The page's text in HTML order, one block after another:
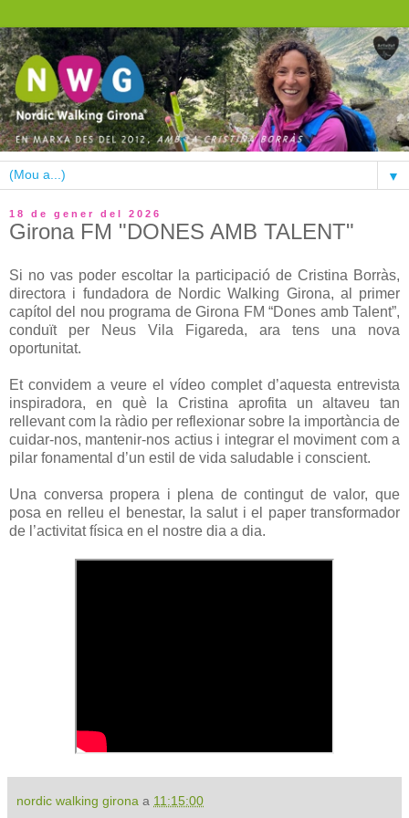
▼
18 de gener del 2026
Girona FM "DONES AMB TALENT"
Si no vas poder escoltar la participació de Cristina Borràs,
directora i fundadora de Nordic Walking Girona, al primer
capítol del nou programa de Girona FM “Dones amb Talent”,
conduït per Neus Vila Figareda, ara tens una nova
oportunitat.
Et convidem a veure el vídeo complet d’aquesta entrevista
inspiradora, en què la Cristina aprofita un altaveu tan
rellevant com la ràdio per reflexionar sobre la importància de
cuidar-nos, mantenir-nos actius i integrar el moviment com a
pilar fonamental d’un estil de vida saludable i conscient.
Una conversa propera i plena de contingut de valor, que
posa en relleu el benestar, la salut i el paper transformador
de l’activitat física en el nostre dia a dia.
nordic walking girona a 11:15:00